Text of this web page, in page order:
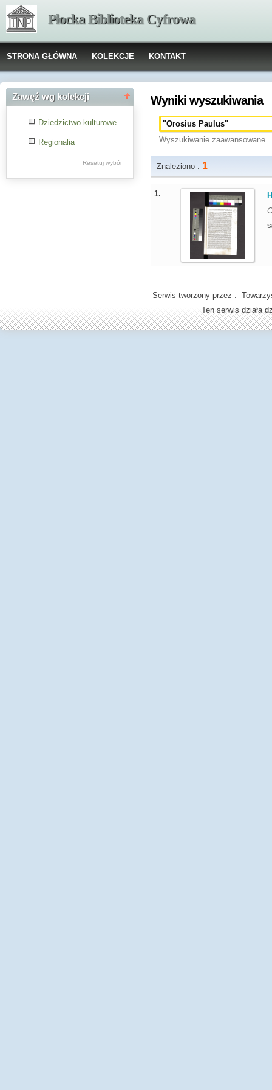
Płocka Biblioteka Cyfrowa
STRONA GŁÓWNA KOLEKCJE KONTAKT
Zawęź wg kolekcji
Dziedzictwo kulturowe
Regionalia
Resetuj wybór
Wyniki wyszukiwania
Wyszukiwanie zaawansowane...
Znaleziono : 1
1.
Serwis tworzony przez :
Ten serwis działa